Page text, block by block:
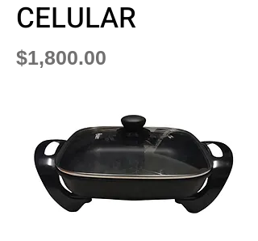
CELULAR
Precio
$1,800.00